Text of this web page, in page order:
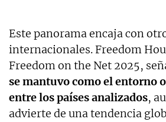
Este panorama encaja con
internacionales. Freedom
Freedom on the Net 2025,
se mantuvo como el entorno
entre los países analizados,
advierte de una tendencia